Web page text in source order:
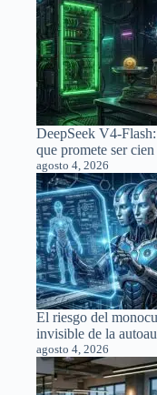
DeepSeek V4-
que promete ser
agosto 4, 2026
El riesgo del
invisible de la
agosto 4, 2026